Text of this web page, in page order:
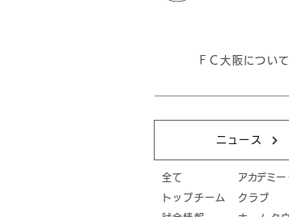
ＦＣ大阪について
ニュース
全て
トップチーム
アカデミー
クラブ